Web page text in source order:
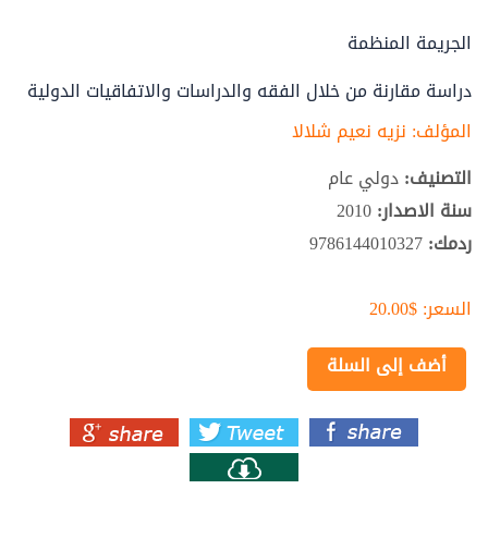
الجريمة المنظمة
دراسة مقارنة من خلال الفقه والدراسات والاتفاقيات الدولية
المؤلف: نزيه نعيم شلالا
التصنيف:دولي عام
سنة الاصدار:2010
ردمك:9786144010327
السعر:$20.00
أضف إلى السلة